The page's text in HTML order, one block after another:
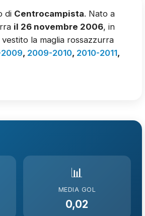
di Centrocampista. Nato a
il 26 novembre 2006, in
vestito la maglia rossazzurra
, 2009-2010, 2010-2011,
📊
MEDIA GOL
0,02